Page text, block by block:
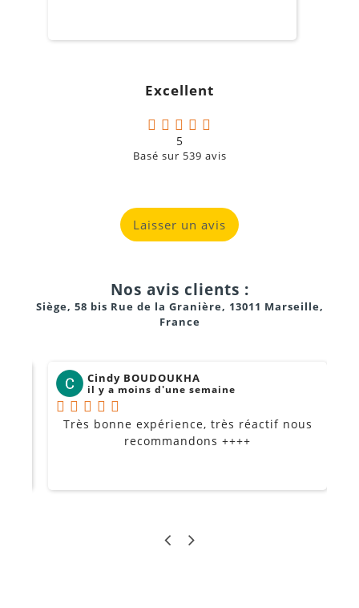
Excellent
5
Basé sur 539 avis
Laisser un avis
Nos avis clients :
Siège, 58 bis Rue de la Granière, 13011 Marseille,
France
Cindy BOUDOUKHA
il y a moins d'une semaine
Très bonne expérience, très réactif nous
recommandons ++++